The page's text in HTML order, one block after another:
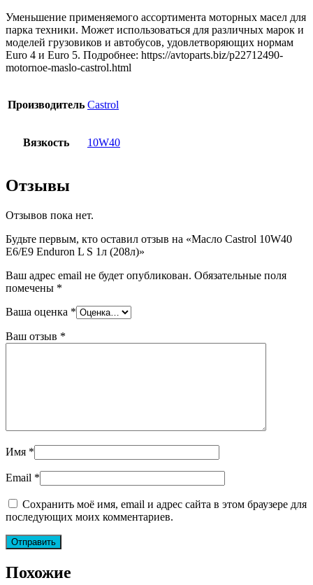
Уменьшение применяемого ассортимента моторных масел для
парка техники. Может использоваться для различных марок и
моделей грузовиков и автобусов, удовлетворяющих нормам
Euro 4 и Euro 5. Подробнее: https://avtoparts.biz/p22712490-
motornoe-maslo-castrol.html
Производитель Castrol
Вязкость 10W40
Отзывы
Отзывов пока нет.
Будьте первым, кто оставил отзыв на «Масло Castrol 10W40
E6/E9 Enduron L S 1л (208л)»
Ваш адрес email не будет опубликован. Обязательные поля
помечены *
Ваша оценка *
Ваш отзыв *
Имя *
Email *
Сохранить моё имя, email и адрес сайта в этом браузере для
последующих моих комментариев.
Похожие